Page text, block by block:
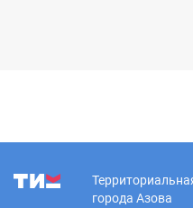
города Азова